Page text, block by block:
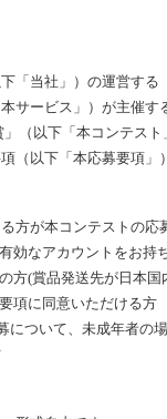
「当社」）の運営する
サービス」）が主催す
」（以下「本コンテス
（以下「本応募要項」
方が本コンテストの応
効なアカウントをお持
方(賞品発送先が日本国
項に同意いただける方
について、未成年者の